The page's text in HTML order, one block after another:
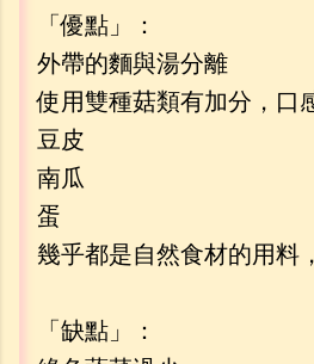
「優點」：
外帶的麵與湯分離
使用雙種菇類有加分，口
豆皮
南瓜
蛋
幾乎都是自然食材的用料
「缺點」：